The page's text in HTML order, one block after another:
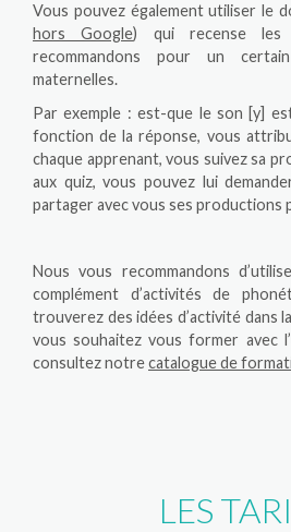
Vous pouvez également utiliser le
hors Google) qui recense les
recommandons pour un
maternelles.
Par exemple : est-que le son [y]
fonction de la réponse, vous
chaque apprenant, vous suivez sa
aux quiz, vous pouvez lui
partager avec vous ses productions
Nous vous recommandons
complément d’activités de
trouverez des idées d’activité dans
vous souhaitez vous former avec
consultez notrecatalogue de
LES